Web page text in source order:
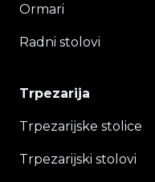
Ormari
Radni stolovi
Trpezarija
Trpezarijske stolice
Trpezarijski stolovi